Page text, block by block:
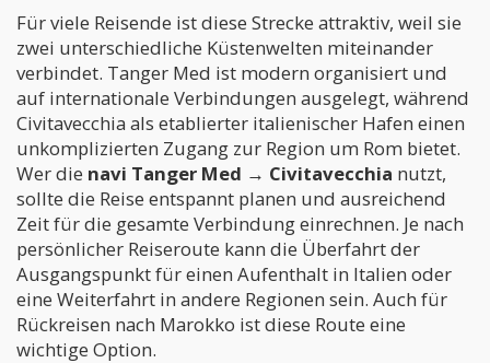
Für viele Reisende ist diese Strecke attraktiv, weil sie
zwei unterschiedliche Küstenwelten miteinander
verbindet. Tanger Med ist modern organisiert und
auf internationale Verbindungen ausgelegt, während
Civitavecchia als etablierter italienischer Hafen einen
unkomplizierten Zugang zur Region um Rom bietet.
Wer die navi Tanger Med → Civitavecchia nutzt,
sollte die Reise entspannt planen und ausreichend
Zeit für die gesamte Verbindung einrechnen. Je nach
persönlicher Reiseroute kann die Überfahrt der
Ausgangspunkt für einen Aufenthalt in Italien oder
eine Weiterfahrt in andere Regionen sein. Auch für
Rückreisen nach Marokko ist diese Route eine
wichtige Option.